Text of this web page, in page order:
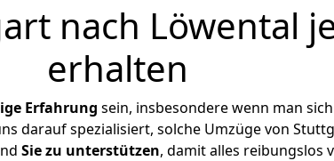
nach Löwental
erhalten
Erfahrung sein, insbesondere wenn man
darauf spezialisiert, solche Umzüge von
Sie zu unterstützen, damit alles reibungslos